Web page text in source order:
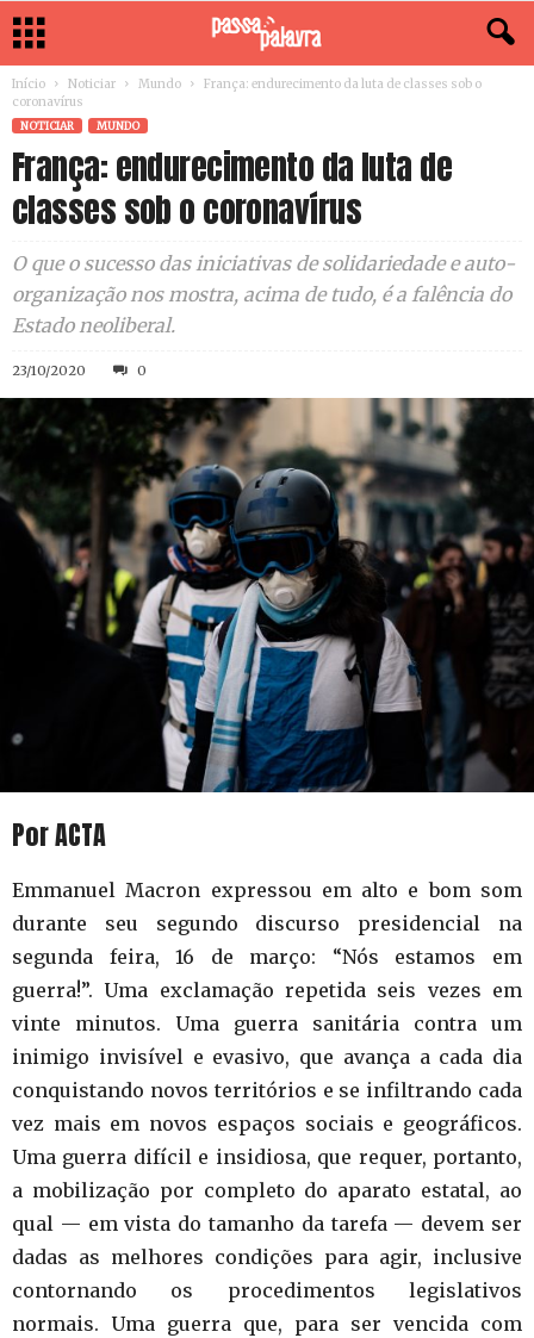
Início Noticiar Mundo
França: endurecimento da luta de classes sob o
coronavírus
NOTICIAR MUNDO
França: endurecimento da luta de
classes sob o coronavírus
O que o sucesso das iniciativas de solidariedade e auto-
organização nos mostra, acima de tudo, é a falência do
Estado neoliberal.
23/10/2020 0
Por ACTA
Emmanuel Macron expressou em alto e bom som
durante seu segundo discurso presidencial na
segunda feira, 16 de março: “Nós estamos em
guerra!”. Uma exclamação repetida seis vezes em
vinte minutos. Uma guerra sanitária contra um
inimigo invisível e evasivo, que avança a cada dia
conquistando novos territórios e se infiltrando cada
vez mais em novos espaços sociais e geográficos.
Uma guerra difícil e insidiosa, que requer, portanto,
a mobilização por completo do aparato estatal, ao
qual — em vista do tamanho da tarefa — devem ser
dadas as melhores condições para agir, inclusive
contornando os procedimentos legislativos
normais. Uma guerra que, para ser vencida com